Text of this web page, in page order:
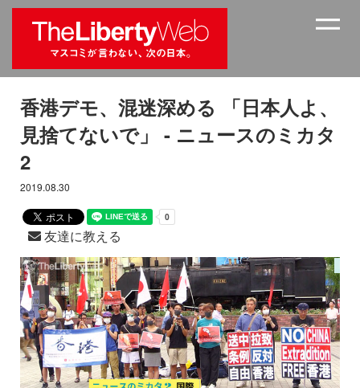
香港デモ、混迷深める 「日本人よ、
見捨てないで」 - ニュースのミカタ
2
2019.08.30
友達に教える